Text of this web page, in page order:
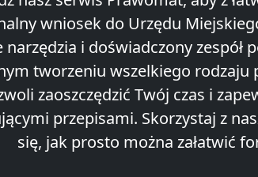
wniosek do Urzędu
i doświadczony zespół
tworzeniu wszelkiego rodzaju
zaoszczędzić Twój czas i
przepisami. Skorzystaj z
się, jak prosto można załatwić